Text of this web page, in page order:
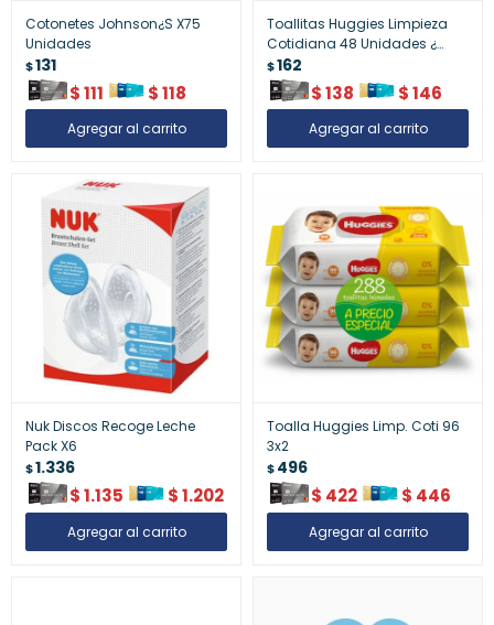
Cotonetes Johnson¿S X75
Unidades
$131
$111 $118
Toallitas Huggies Limpieza
Cotidiana 48 Unidades ¿
Suavidad
$162
$138 $146
Nuk Discos Recoge Leche
Pack X6
$1.336
$1.135 $1.202
Toalla Huggies Limp. Coti 96
3x2
$496
$ 422 $ 446